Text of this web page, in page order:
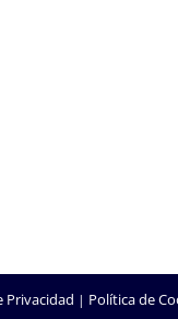
Privacidad | Política de